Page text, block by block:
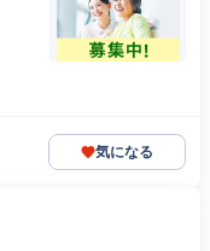
気になる